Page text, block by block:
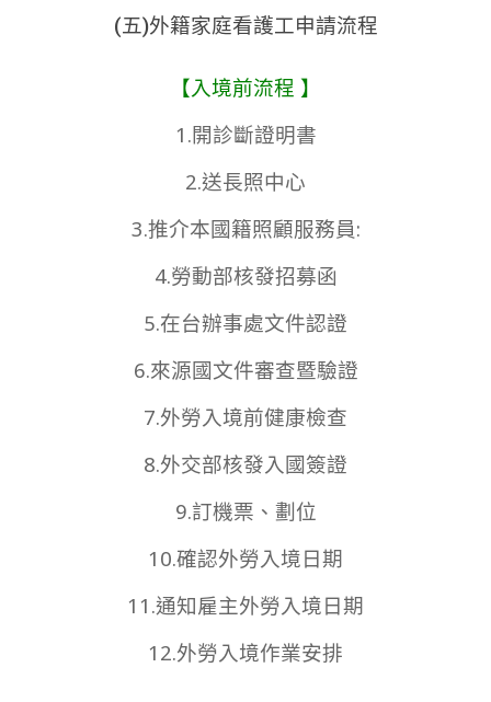
(五)外籍家庭看護工申請流程
【入境前流程 】
1.開診斷證明書
2.送長照中心
3.推介本國籍照顧服務員:
4.勞動部核發招募函
5.在台辦事處文件認證
6.來源國文件審查暨驗證
7.外勞入境前健康檢查
8.外交部核發入國簽證
9.訂機票、劃位
10.確認外勞入境日期
11.通知雇主外勞入境日期
12.外勞入境作業安排